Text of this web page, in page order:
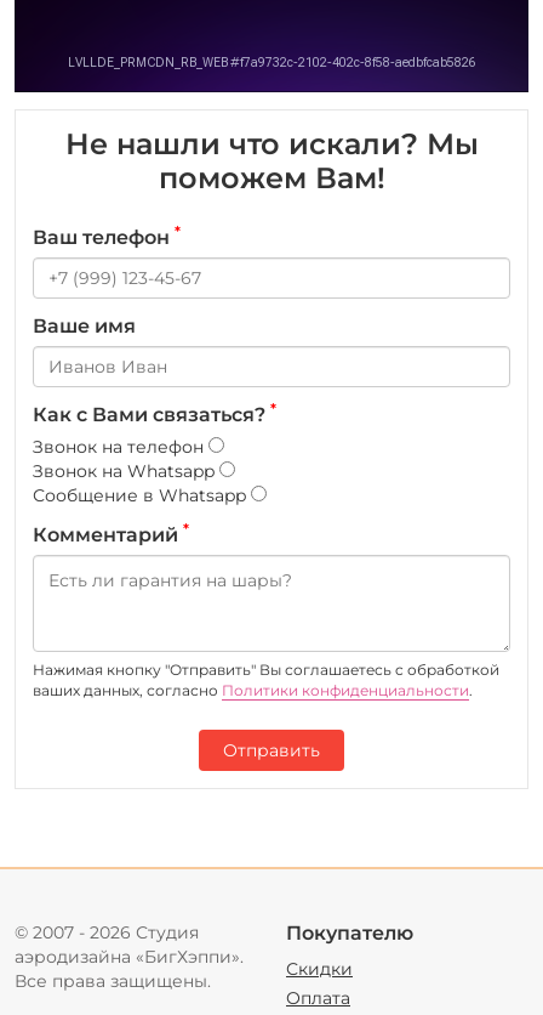
Не нашли что искали? Мы
поможем Вам!
Ваш телефон *
Ваше имя
Как с Вами связаться? *
Звонок на телефон
Звонок на Whatsapp
Сообщение в Whatsapp
Комментарий *
Нажимая кнопку "Отправить" Вы соглашаетесь c обработкой
ваших данных, согласно Политики конфиденциальности.
Отправить
© 2007 - 2026 Студия
аэродизайна «БигХэппи».
Все права защищены.
Покупателю
Скидки
Оплата